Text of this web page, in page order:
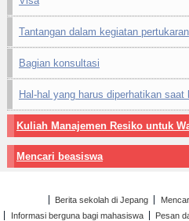
Tantangan dalam kegiatan pertukaran
Bagian konsultasi
Hal-hal yang harus diperhatikan saat
Kuliah Manajemen Resiko untuk
Mencari beasiswa
Berita sekolah di Jepang
Informasi berguna bagi mahasiswa
Pesan